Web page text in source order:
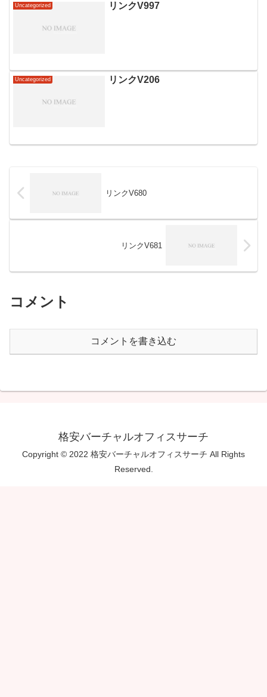
Uncategorized リンクV997
Uncategorized リンクV206
リンクV680
リンクV681
コメント
コメントを書き込む
格安バーチャルオフィスサーチ
Copyright © 2022 格安バーチャルオフィスサーチ All Rights
Reserved.